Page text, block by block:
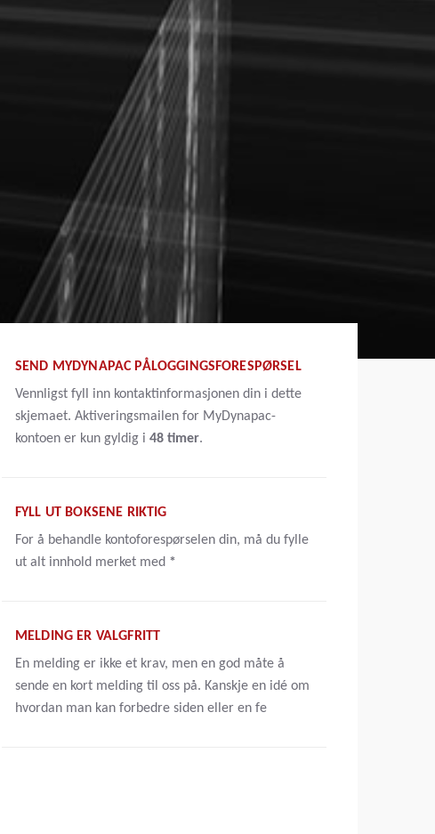
SEND MYDYNAPAC PÅLOGGINGSFORESPØRSEL
Vennligst fyll inn kontaktinformasjonen din i dette
skjemaet. Aktiveringsmailen for MyDynapac-
kontoen er kun gyldig i 48 timer.
FYLL UT BOKSENE RIKTIG
For å behandle kontoforespørselen din, må du fylle
ut alt innhold merket med *
MELDING ER VALGFRITT
En melding er ikke et krav, men en god måte å
sende en kort melding til oss på. Kanskje en idé om
hvordan man kan forbedre siden eller en fe